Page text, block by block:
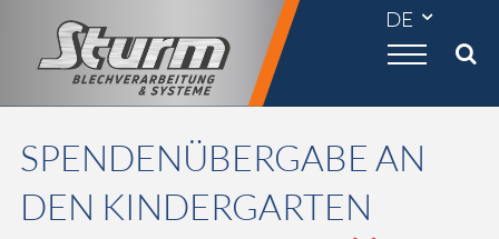

SPENDENÜBERGABE AN
DEN KINDERGARTEN